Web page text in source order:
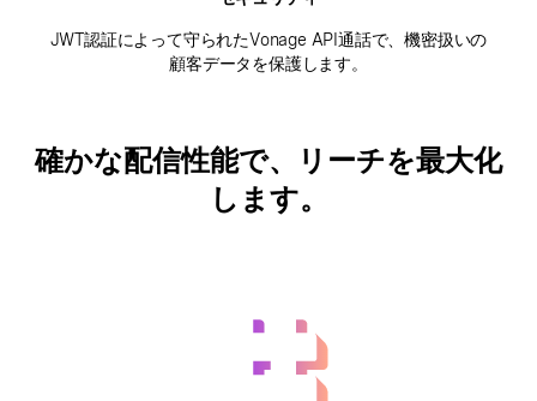
JWT認証によって守られたVonage API通話で、機密扱いの
顧客データを保護します。
確かな配信性能で、リーチを最大化
します。